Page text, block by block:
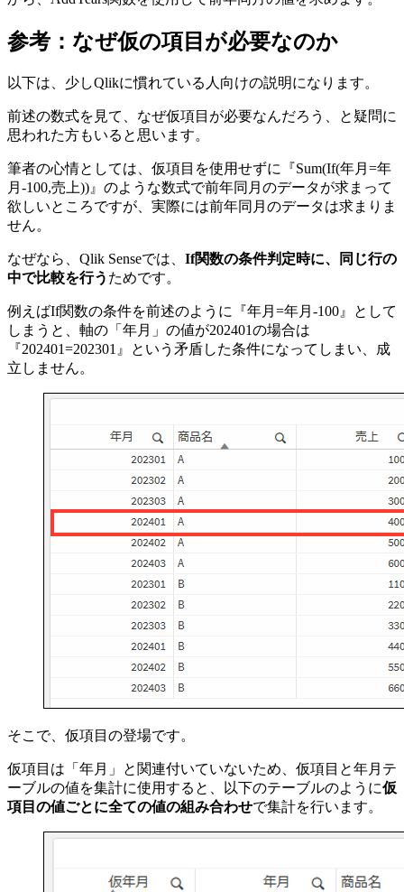
参考：なぜ仮の項目が必要なのか
以下は、少しQlikに慣れている人向けの説明になります。
前述の数式を見て、なぜ仮項目が必要なんだろう、と疑問に
思われた方もいると思います。
筆者の心情としては、仮項目を使用せずに『Sum(If(年月=年
月-100,売上))』のような数式で前年同月のデータが求まって
欲しいところですが、実際には前年同月のデータは求まりま
せん。
なぜなら、Qlik Senseでは、 If関数の条件判定時に、同じ行の
中で比較を行う ためです。
例えばIf関数の条件を前述のように『年月=年月-100』として
しまうと、軸の「年月」の値が202401の場合は
『202401=202301』という矛盾した条件になってしまい、成
立しません。
そこで、仮項目の登場です。
仮項目は「年月」と関連付いていないため、仮項目と年月テ
ーブルの値を集計に使用すると、以下のテーブルのように仮
項目の値ごとに全ての値の組み合わせで集計を行います。